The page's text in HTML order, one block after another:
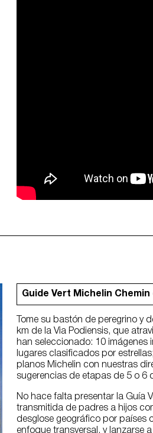
Guide Vert Michelin
Tome su bastón de peregrino y
km de la Via Podiensis, que
han seleccionado: 10
lugares clasificados por
planos Michelin con nuestras
sugerencias de etapas de 5 o 6
No hace falta presentar la Guía
transmitida de padres a hijos
desglose geográfico por países
enfoque transversal, y lanzarse